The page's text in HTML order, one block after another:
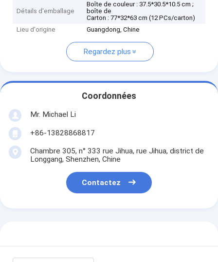
Détails d'emballage
Boîte de couleur : 37.5*30.5*10.5 cm ;
boîte de
Carton : 77*32*63 cm (12 PCs/carton)
Lieu d'origine
Guangdong, Chine
Regardez plus
Coordonnées
Mr. Michael Li
+86-13828868817
Chambre 305, n° 333 rue Jihua, rue Jihua, district de
Longgang, Shenzhen, Chine
Contactez